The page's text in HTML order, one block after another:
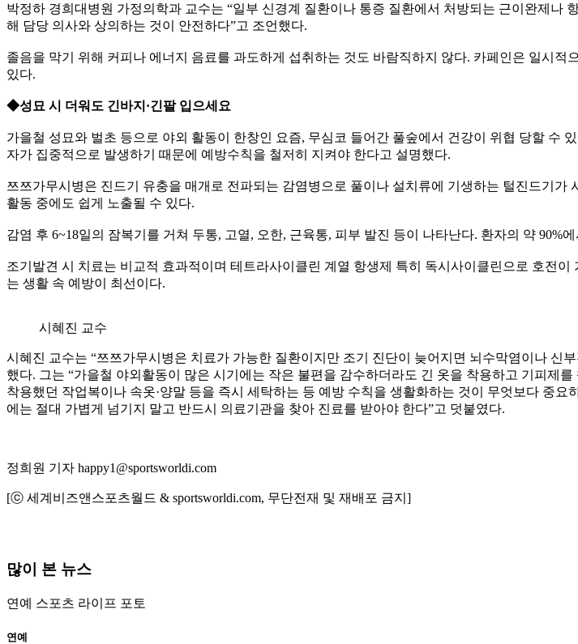
박정하 경희대병원 가정의학과 교수는 “일부 신경계 질환이나 통증 질환에서 처방되는 근이완제나
해 담당 의사와 상의하는 것이 안전하다”고 조언했다.
졸음을 막기 위해 커피나 에너지 음료를 과도하게 섭취하는 것도 바람직하지 않다. 카페인은 일시
있다.
◆성묘 시 더워도 긴바지·긴팔 입으세요
가을철 성묘와 벌초 등으로 야외 활동이 한창인 요즘, 무심코 들어간 풀숲에서 건강이 위협 당할 수
자가 집중적으로 발생하기 때문에 예방수칙을 철저히 지켜야 한다고 설명했다.
쯔쯔가무시병은 진드기 유충을 매개로 전파되는 감염병으로 풀이나 설치류에 기생하는 털진드기가
활동 중에도 쉽게 노출될 수 있다.
감염 후 6~18일의 잠복기를 거쳐 두통, 고열, 오한, 근육통, 피부 발진 등이 나타난다. 환자의 약 90%
조기발견 시 치료는 비교적 효과적이며 테트라사이클린 계열 항생제 특히 독시사이클린으로 호전
는 생활 속 예방이 최선이다.
시혜진 교수
시혜진 교수는 “쯔쯔가무시병은 치료가 가능한 질환이지만 조기 진단이 늦어지면 뇌수막염이나 신
했다. 그는 “가을철 야외활동이 많은 시기에는 작은 불편을 감수하더라도 긴 옷을 착용하고 기피제
착용했던 작업복이나 속옷·양말 등을 즉시 세탁하는 등 예방 수칙을 생활화하는 것이 무엇보다 중
에는 절대 가볍게 넘기지 말고 반드시 의료기관을 찾아 진료를 받아야 한다”고 덧붙였다.
정희원 기자 happy1@sportsworldi.com
[ⓒ 세계비즈앤스포츠월드 & sportsworldi.com, 무단전재 및 재배포 금지]
많이 본 뉴스
연예 스포츠 라이프 포토
연예